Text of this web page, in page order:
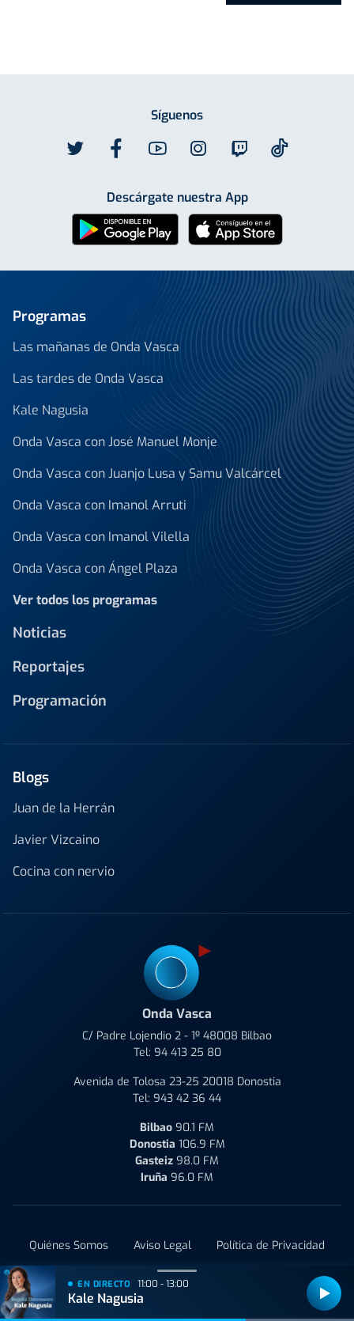
Síguenos
Descárgate nuestra App
Programas
Las mañanas de Onda Vasca
Las tardes de Onda Vasca
Kale Nagusia
Onda Vasca con José Manuel Monje
Onda Vasca con Juanjo Lusa y Samu Valcárcel
Onda Vasca con Imanol Arruti
Onda Vasca con Imanol Vilella
Onda Vasca con Ángel Plaza
Ver todos los programas
Noticias
Reportajes
Programación
Blogs
Juan de la Herrán
Javier Vizcaino
Cocina con nervio
Onda Vasca
C/ Padre Lojendio 2 - 1º 48008 Bilbao
Tel: 94 413 25 80
Avenida de Tolosa 23-25 20018 Donostia
Tel: 943 42 36 44
Bilbao 90.1 FM
Donostia 106.9 FM
Gasteiz 98.0 FM
Iruña 96.0 FM
Quiénes Somos Aviso Legal
Política de Privacidad
Política de Cookies
Condiciones de uso y Contratación
Administrar Utiq
EN DIRECTO 11:00 - 13:00
Kale Nagusia